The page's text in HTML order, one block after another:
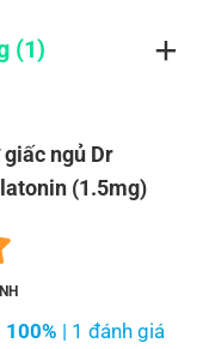
(1)
ngủ Dr
(1.5mg)
100% | 1 đánh giá